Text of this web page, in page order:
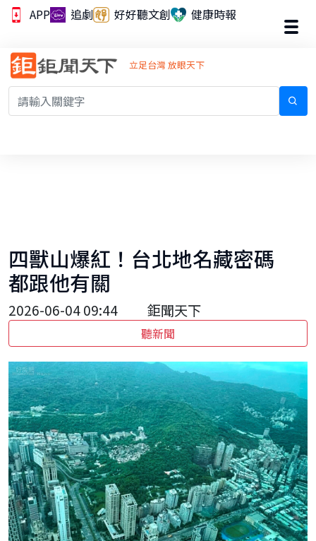
APP 追劇 好好聽文創 健康時報
立足台灣 放眼天下
四獸山爆紅！台北地名藏密碼
都跟他有關
2026-06-04 09:44 鉅聞天下
聽新聞